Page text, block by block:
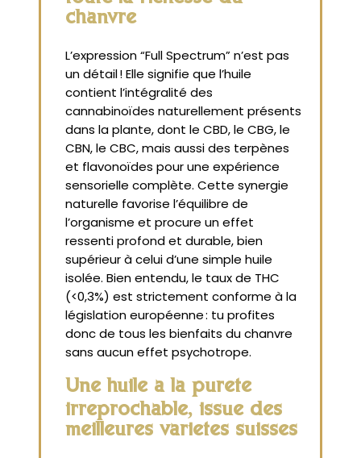
chanvre
L’expression “Full Spectrum” n’est pas
un détail ! Elle signifie que l’huile
contient l’intégralité des
cannabinoïdes naturellement présents
dans la plante, dont le CBD, le CBG, le
CBN, le CBC, mais aussi des terpènes
et flavonoïdes pour une expérience
sensorielle complète. Cette synergie
naturelle favorise l’équilibre de
l’organisme et procure un effet
ressenti profond et durable, bien
supérieur à celui d’une simple huile
isolée. Bien entendu, le taux de THC
(<0,3%) est strictement conforme à la
législation européenne : tu profites
donc de tous les bienfaits du chanvre
sans aucun effet psychotrope.
Une huile à la pureté
irréprochable, issue des
meilleures variétés suisses